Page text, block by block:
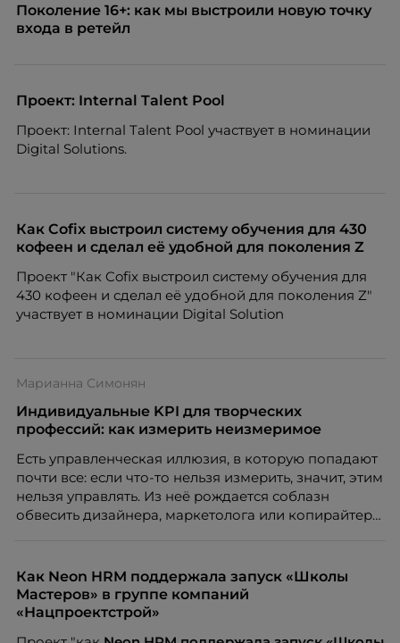
Поколение 16+: как мы выстроили новую точку
входа в ретейл
Проект: Internal Talent Pool
Проект: Internal Talent Pool участвует в номинации
Digital Solutions.
Как Cofix выстроил систему обучения для 430
кофеен и сделал её удобной для поколения Z
Проект "Как Cofix выстроил систему обучения для
430 кофеен и сделал её удобной для поколения Z"
участвует в номинации Digital Solution
Марианна Симонян
Индивидуальные KPI для творческих
профессий: как измерить неизмеримое
Есть управленческая иллюзия, в которую попадают
почти все: если что-то нельзя измерить, значит, этим
нельзя управлять. Из неё рождается соблазн
обвесить дизайнера, маркетолога или копирайтера
Проблема в том, что так мы измеряем не ценность,
а движение. А творческая работа — это тот редкий
случай, где движение и результат могут не
Как Neon HRM поддержала запуск «Школы
Мастеров» в группе компаний
«Нацпроектстрой»